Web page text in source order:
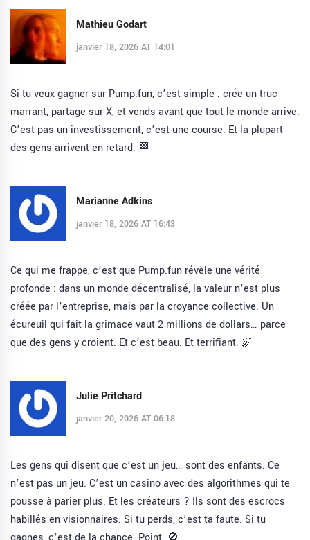
Mathieu Godart
janvier 18, 2026 AT 14:01
Si tu veux gagner sur Pump.fun, c’est simple : crée un truc
marrant, partage sur X, et vends avant que tout le monde arrive.
C’est pas un investissement, c’est une course. Et la plupart
des gens arrivent en retard. 🏁
Marianne Adkins
janvier 18, 2026 AT 16:43
Ce qui me frappe, c’est que Pump.fun révèle une vérité
profonde : dans un monde décentralisé, la valeur n’est plus
créée par l’entreprise, mais par la croyance collective. Un
écureuil qui fait la grimace vaut 2 millions de dollars… parce
que des gens y croient. Et c’est beau. Et terrifiant. 🌌
Julie Pritchard
janvier 20, 2026 AT 06:18
Les gens qui disent que c’est un jeu… sont des enfants. Ce
n’est pas un jeu. C’est un casino avec des algorithmes qui te
pousse à parier plus. Et les créateurs ? Ils sont des escrocs
habillés en visionnaires. Si tu perds, c’est ta faute. Si tu